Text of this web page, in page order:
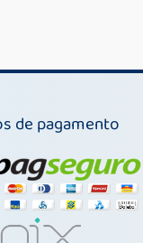
de pagamento